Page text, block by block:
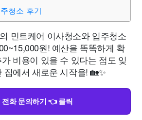
청소 후기
민트케어 이사청소와 입주청소
원! 예산을 똑똑하게 확
비용이 있을 수 있다는 점도 잊
집에서 새로운 시작을! 🏡✨
전화 문의하기 👈 클릭